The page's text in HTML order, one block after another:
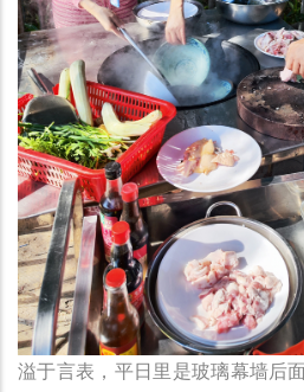
溢于言表，平日里是玻璃幕墙后